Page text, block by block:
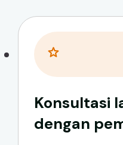
Konsultasi
dengan